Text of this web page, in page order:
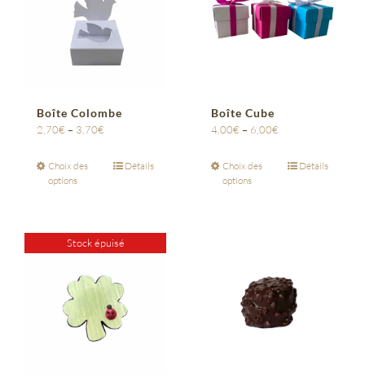
Boîte Colombe
2,70€ – 3,70€
Choix des
options
Détails
Boîte Cube
4,00€ – 6,00€
Choix des
options
Détails
Stock épuisé